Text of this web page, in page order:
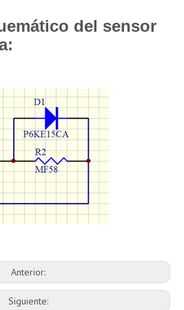
del sensor
Anterior:
Siguiente: